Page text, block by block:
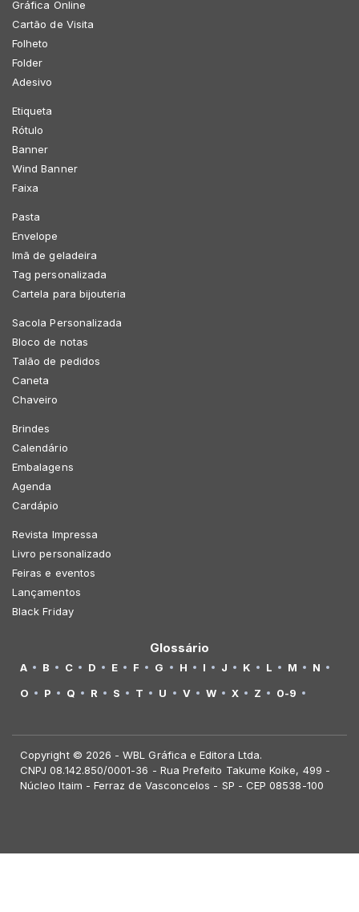
Gráfica Online
Cartão de Visita
Folheto
Folder
Adesivo
Etiqueta
Rótulo
Banner
Wind Banner
Faixa
Pasta
Envelope
Imã de geladeira
Tag personalizada
Cartela para bijouteria
Sacola Personalizada
Bloco de notas
Talão de pedidos
Caneta
Chaveiro
Brindes
Calendário
Embalagens
Agenda
Cardápio
Revista Impressa
Livro personalizado
Feiras e eventos
Lançamentos
Black Friday
Glossário
A B C D E F G H I J K L M
N
O
P Q R S T U V W X Z 0-9
Copyright © 2026 - WBL Gráfica e Editora Ltda.
CNPJ 08.142.850/0001-36 - Rua Prefeito Takume Koike, 499 -
Núcleo Itaim - Ferraz de Vasconcelos - SP - CEP 08538-100